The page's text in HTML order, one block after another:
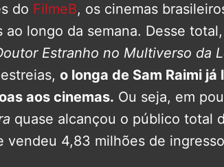
do FilmeB, os cinemas
longo da semana. Desse
Estranho no Multiverso da
o longa de Sam Raimi já
aos cinemas. Ou seja, em
quase alcançou o público total
vendeu 4,83 milhões de